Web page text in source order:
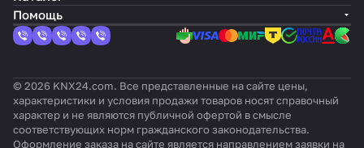
Помощь
© 2026 KNX24.com. Все представленные на сайте цены,
характеристики и условия продажи товаров носят справочный
характер и не являются публичной офертой в смысле
соответствующих норм гражданского законодательства.
Оформление заказа на сайте является направлением заявки на